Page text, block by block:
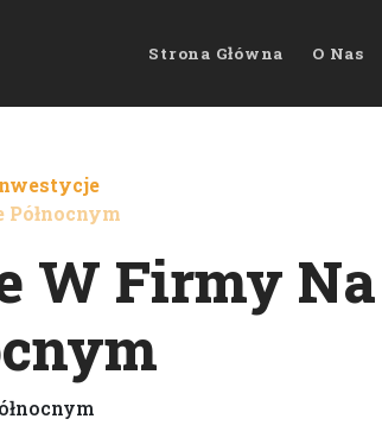
Strona Główna O Nas
W Firmy Na